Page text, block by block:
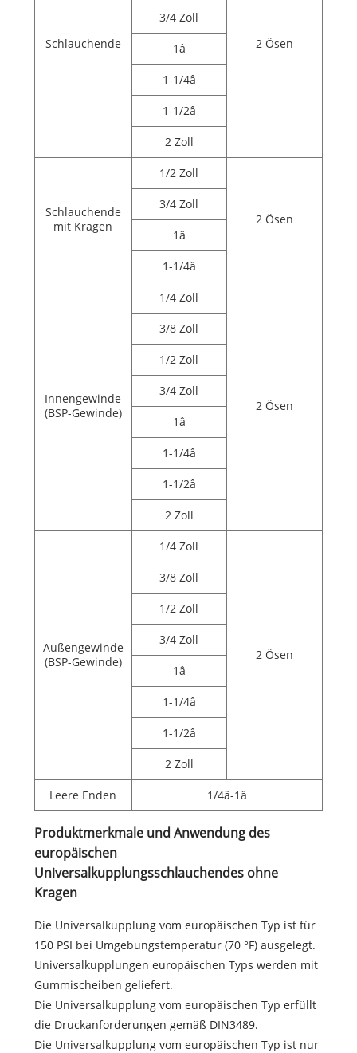
Schlauchende 2 Ösen
3/4 Zoll
1â
1-1/4â
1-1/2â
2 Zoll
Schlauchende
mit Kragen
1/2 Zoll
2 Ösen
3/4 Zoll
1â
1-1/4â
Innengewinde
(BSP-Gewinde)
1/4 Zoll
2 Ösen
3/8 Zoll
1/2 Zoll
3/4 Zoll
1â
1-1/4â
1-1/2â
2 Zoll
Außengewinde
(BSP-Gewinde)
1/4 Zoll
2 Ösen
3/8 Zoll
1/2 Zoll
3/4 Zoll
1â
1-1/4â
1-1/2â
2 Zoll
Leere Enden 1/4â-1â
Produktmerkmale und Anwendung des
europäischen
Universalkupplungsschlauchendes ohne
Kragen
Die Universalkupplung vom europäischen Typ ist für
150 PSI bei Umgebungstemperatur (70 °F) ausgelegt.
Universalkupplungen europäischen Typs werden mit
Gummischeiben geliefert.
Die Universalkupplung vom europäischen Typ erfüllt
die Druckanforderungen gemäß DIN3489.
Die Universalkupplung vom europäischen Typ ist nur